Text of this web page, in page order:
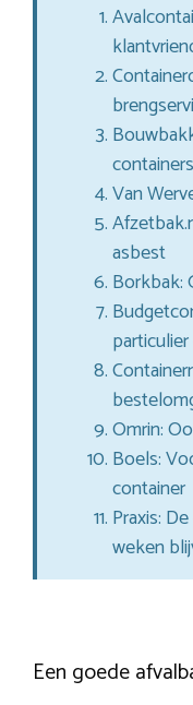
containers
Van
asbest
Borkbak:
Omrin:
Boels:
container
Praxis:
weken
Een goede